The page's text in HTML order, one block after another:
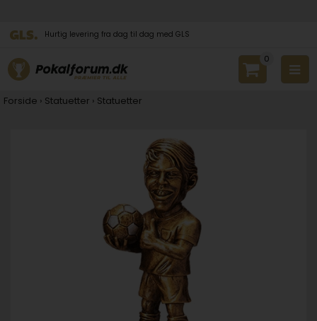
Hurtig levering fra dag til dag med GLS
0
Forside › Statuetter › Statuetter